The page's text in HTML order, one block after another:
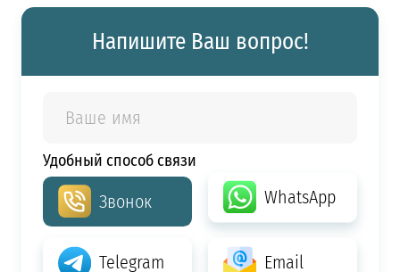
Напишите Ваш вопрос!
Удобный способ связи
Звонок WhatsApp
Telegram Email